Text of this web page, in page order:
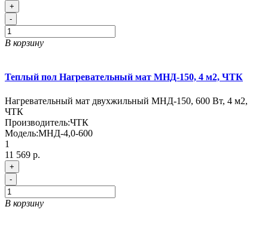
+
-
В корзину
Теплый пол Нагревательный мат МНД-150, 4 м2, ЧТК
Нагревательный мат двухжильный МНД-150, 600 Вт, 4 м2,
ЧТК
Производитель:ЧТК
Модель:МНД-4,0-600
1
11 569 р.
+
-
В корзину